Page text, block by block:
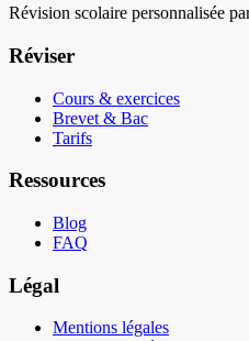
Révision scolaire personnalisée
Réviser
Cours & exercices
Brevet & Bac
Tarifs
Ressources
Blog
FAQ
Légal
Mentions légales